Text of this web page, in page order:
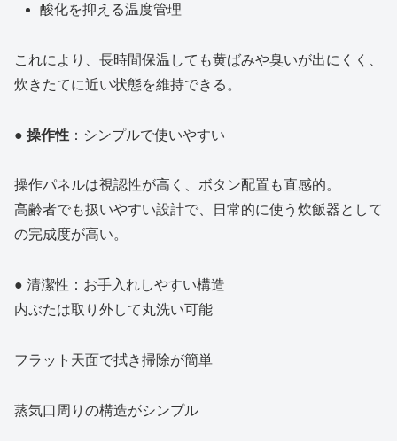
酸化を抑える温度管理
これにより、長時間保温しても黄ばみや臭いが出にくく、
炊きたてに近い状態を維持できる。
● 操作性 ：シンプルで使いやすい
操作パネルは視認性が高く、ボタン配置も直感的。
高齢者でも扱いやすい設計で、日常的に使う炊飯器として
の完成度が高い。
● 清潔性：お手入れしやすい構造
内ぶたは取り外して丸洗い可能
フラット天面で拭き掃除が簡単
蒸気口周りの構造がシンプル